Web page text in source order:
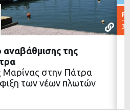
ΠΕΡΙΣΣΟΤΕΡΑ
της
Μαρίνας στην Πάτρα
των νέων πλωτών
30